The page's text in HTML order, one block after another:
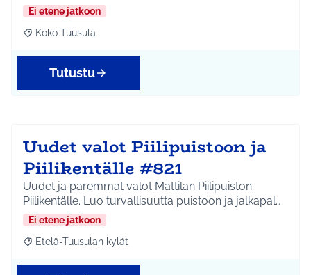
Ei etene jatkoon
Rajaa tulokset aihepiirin mukaan: Koko Tuusula
Koko Tuusula
Tutustu
Uudet valot Piilipuistoon ja
Piilikentälle #821
Uudet ja paremmat valot Mattilan Piilipuiston
Piilikentälle. Luo turvallisuutta puistoon ja jalkapal…
Ei etene jatkoon
Rajaa tulokset aihepiirin mukaan: Etelä-Tuusulan kylät
Etelä-Tuusulan kylät